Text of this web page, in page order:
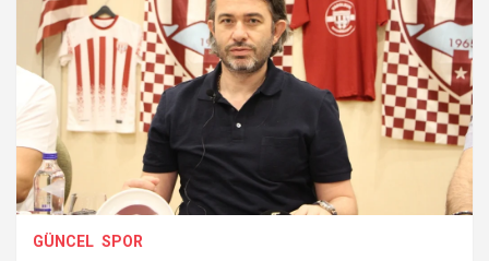
GÜNCEL SPOR